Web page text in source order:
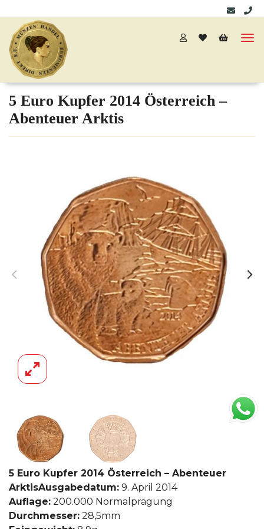
5 Euro Kupfer 2014 Österreich –
Abenteuer Arktis
5 Euro Kupfer 2014 Österreich – Abenteuer
ArktisAusgabedatum: 9. April 2014
Auflage: 200.000 Normalprägung
Durchmesser: 28,5mm